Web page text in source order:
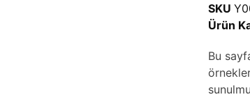
SKU
Ürün
Bu